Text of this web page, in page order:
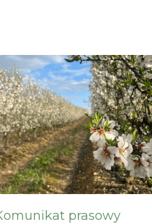
prasowy